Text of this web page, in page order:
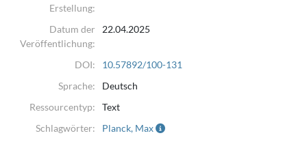
Erstellung:
Datum der
Veröffentlichung:
22.04.2025
DOI:
10.57892/100-131
Sprache:
Deutsch
Ressourcentyp:
Text
Schlagwörter:
Planck, Max